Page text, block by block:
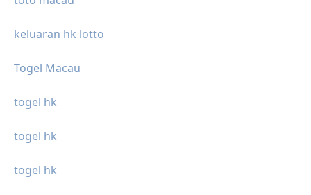
keluaran hk lotto
Togel Macau
togel hk
togel hk
togel hk